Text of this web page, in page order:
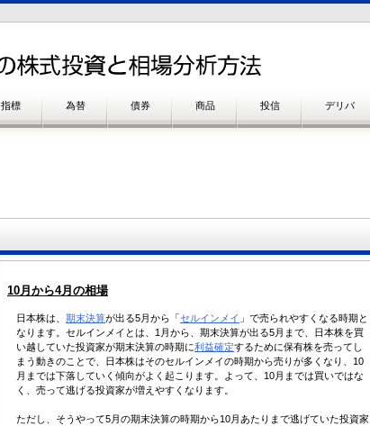
10月から4月の相場
日本株は、 期末決算が出る5月から「セルインメイ 」で売られやすくなる時期と
なります。セルインメイとは、1月から、期末決算が出る5月まで、日本株を買
い越していた投資家が期末決算の時期に利益確定するために保有株を売ってし
まう動きのことで、日本株はそのセルインメイの時期から売りが多くなり、10
月までは下落していく傾向がよく起こります。よって、10月までは買いではな
く、売って逃げる投資家が増えやすくなります。
ただし、そうやって5月の期末決算の時期から10月あたりまで逃げていた投資家
指標 為替 債券 商品 投信 デリバ